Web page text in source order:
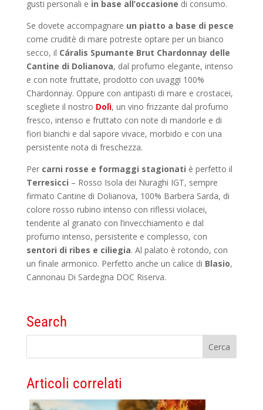
gusti personali e in base all’occasione di consumo.
Se dovete accompagnare un piatto a base di pesce
come cruditè di mare potreste optare per un bianco
secco, il Cáralis Spumante Brut Chardonnay delle
Cantine di Dolianova, dal profumo elegante, intenso
e con note fruttate, prodotto con uvaggi 100%
Chardonnay. Oppure con antipasti di mare e crostacei,
scegliete il nostro Dolì, un vino frizzante dal profumo
fresco, intenso e fruttato con note di mandorle e di
fiori bianchi e dal sapore vivace, morbido e con una
persistente nota di freschezza.
Per carni rosse e formaggi stagionati è perfetto il
Terresicci – Rosso Isola dei Nuraghi IGT, sempre
firmato Cantine di Dolianova, 100% Barbera Sarda, di
colore rosso rubino intenso con riflessi violacei,
tendente al granato con l’invecchiamento e dal
profumo intenso, persistente e complesso, con
sentori di ribes e ciliegia. Al palato è rotondo, con
un finale armonico. Perfetto anche un calice di Blasio,
Cannonau Di Sardegna DOC Riserva.
Search
Articoli correlati